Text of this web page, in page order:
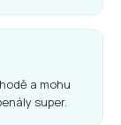
a mohu
super.